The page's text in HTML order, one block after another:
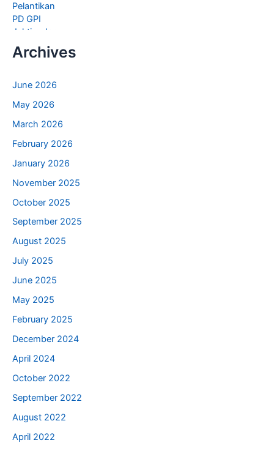
Archives
June 2026
May 2026
March 2026
February 2026
January 2026
November 2025
October 2025
September 2025
August 2025
July 2025
June 2025
May 2025
February 2025
December 2024
April 2024
October 2022
September 2022
August 2022
April 2022